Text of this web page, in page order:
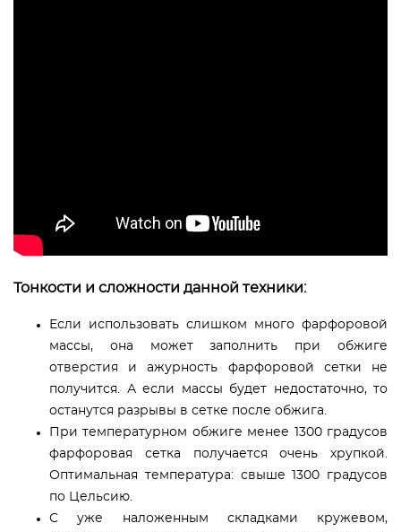
Тонкости и сложности данной техники:
Если использовать слишком много фарфоровой
массы, она может заполнить при обжиге
отверстия и ажурность фарфоровой сетки не
получится. А если массы будет недостаточно, то
останутся разрывы в сетке после обжига.
При температурном обжиге менее 1300 градусов
фарфоровая сетка получается очень хрупкой.
Оптимальная температура: свыше 1300 градусов
по Цельсию.
С уже наложенным складками кружевом,